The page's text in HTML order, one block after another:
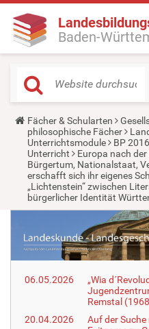
Baden-
Y
o
u
a
r
e
h
e
r
Fächer & Schularten
philosophische Fächer
Unterrichtsmodule
BP
Unterricht
Europa nach
Bürgertum, Nationalstaat,
erschafft sich ihr eigenes
„Lichtenstein“ zwischen
bürgerlicher Identität
06.05.2026
„Wia
Remstal
20.04.2026
Auf der Suche